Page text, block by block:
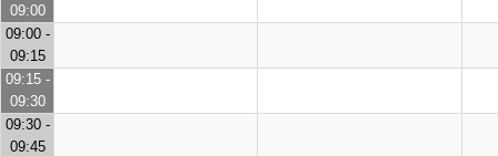
09:00
09:00 -
09:15
09:15 -
09:30
09:30 -
09:45